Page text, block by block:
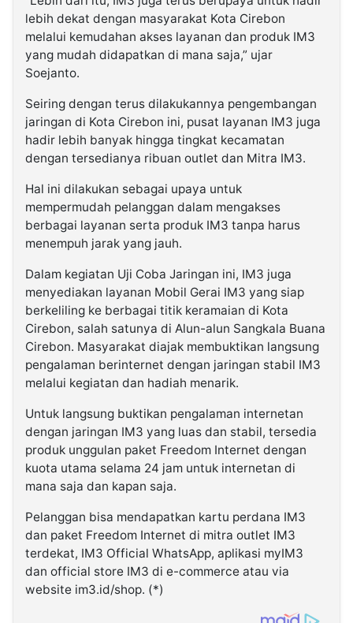
lebih dekat dengan masyarakat Kota Cirebon
melalui kemudahan akses layanan dan produk IM3
yang mudah didapatkan di mana saja,” ujar
Soejanto.
Seiring dengan terus dilakukannya pengembangan
jaringan di Kota Cirebon ini, pusat layanan IM3 juga
hadir lebih banyak hingga tingkat kecamatan
dengan tersedianya ribuan outlet dan Mitra IM3.
Hal ini dilakukan sebagai upaya untuk
mempermudah pelanggan dalam mengakses
berbagai layanan serta produk IM3 tanpa harus
menempuh jarak yang jauh.
Dalam kegiatan Uji Coba Jaringan ini, IM3 juga
menyediakan layanan Mobil Gerai IM3 yang siap
berkeliling ke berbagai titik keramaian di Kota
Cirebon, salah satunya di Alun-alun Sangkala Buana
Cirebon. Masyarakat diajak membuktikan langsung
pengalaman berinternet dengan jaringan stabil IM3
melalui kegiatan dan hadiah menarik.
Untuk langsung buktikan pengalaman internetan
dengan jaringan IM3 yang luas dan stabil, tersedia
produk unggulan paket Freedom Internet dengan
kuota utama selama 24 jam untuk internetan di
mana saja dan kapan saja.
Pelanggan bisa mendapatkan kartu perdana IM3
dan paket Freedom Internet di mitra outlet IM3
terdekat, IM3 Official WhatsApp, aplikasi myIM3
dan official store IM3 di e-commerce atau via
website im3.id/shop. (*)